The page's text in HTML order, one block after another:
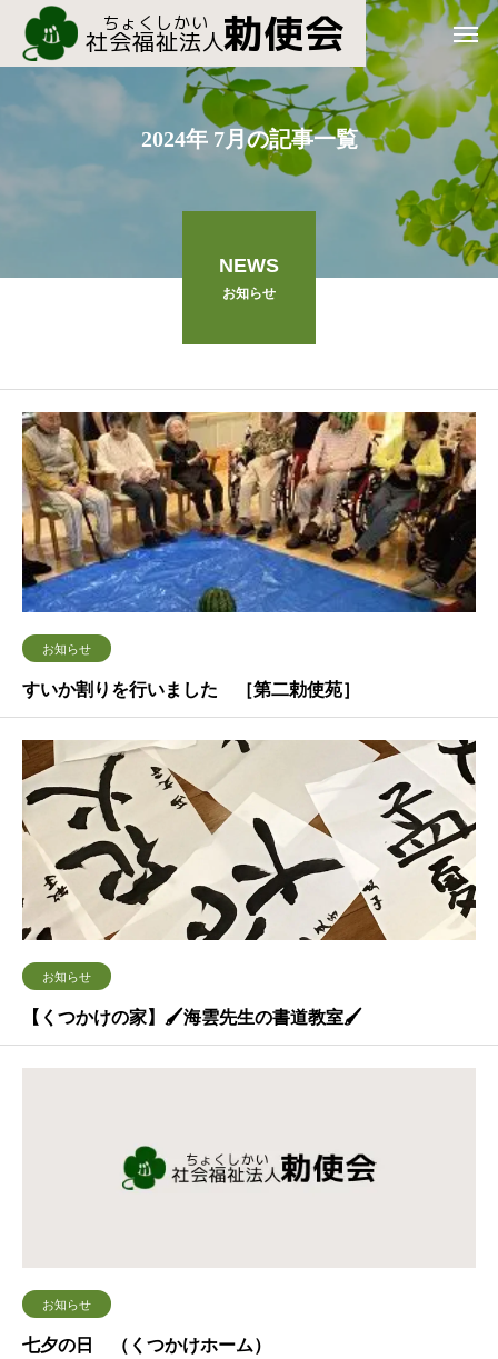
2024年 7月の記事一覧
NEWS
お知らせ
お知らせ
すいか割りを行いました ［第二勅使苑］
お知らせ
【くつかけの家】🖌海雲先生の書道教室🖌
お知らせ
七夕の日 （くつかけホーム）